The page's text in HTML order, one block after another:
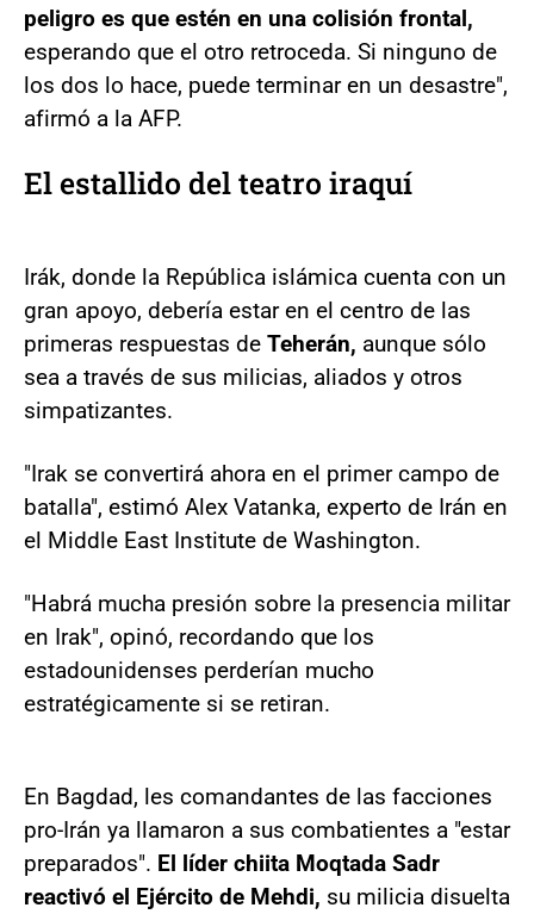
peligro es que estén en una colisión frontal,
esperando que el otro retroceda. Si ninguno de
los dos lo hace, puede terminar en un desastre",
afirmó a la AFP.
El estallido del teatro iraquí
Irák, donde la República islámica cuenta con un
gran apoyo, debería estar en el centro de las
primeras respuestas de Teherán, aunque sólo
sea a través de sus milicias, aliados y otros
simpatizantes.
"Irak se convertirá ahora en el primer campo de
batalla", estimó Alex Vatanka, experto de Irán en
el Middle East Institute de Washington.
"Habrá mucha presión sobre la presencia militar
en Irak", opinó, recordando que los
estadounidenses perderían mucho
estratégicamente si se retiran.
En Bagdad, les comandantes de las facciones
pro-Irán ya llamaron a sus combatientes a "estar
preparados". El líder chiita Moqtada Sadr
reactivó el Ejército de Mehdi, su milicia disuelta